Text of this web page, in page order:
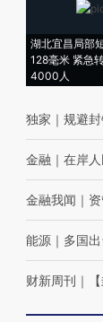
湖北宜昌局部
128毫米 紧急
4000人
独家 ｜ 规避
金融 ｜ 在岸
金融我闻 ｜
能源 ｜ 多国
财新周刊 ｜